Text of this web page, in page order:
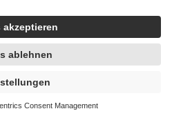
Shops hat Maßnahmen
es sich um echte Bewertungen
du hier:
articles/4419944605341